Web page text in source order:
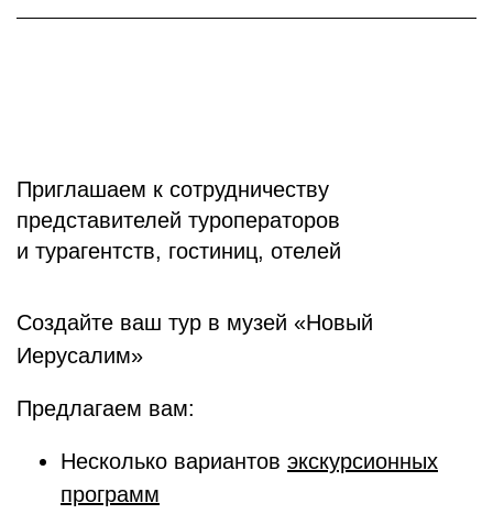
Приглашаем к сотрудничеству
представителей туроператоров
и турагентств, гостиниц, отелей
Создайте ваш тур в музей «Новый
Иерусалим»
Предлагаем вам:
Несколько вариантов экскурсионных
программ